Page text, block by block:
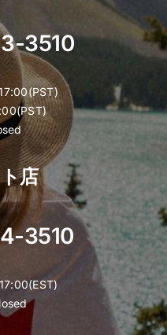
3510
店
3510